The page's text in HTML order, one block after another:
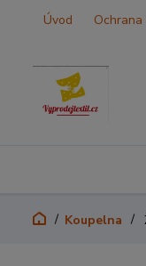
Úvod
Koupelna